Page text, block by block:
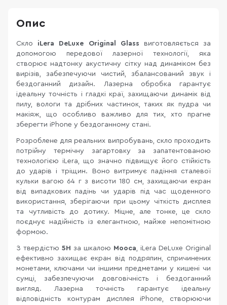
Опис
Скло iLera DeLuxe Original Glass виготовляється за
допомогою передової лазерної технології, яка
створює надтонку акустичну сітку над динаміком без
вирізів, забезпечуючи чистий, збалансований звук і
бездоганний дизайн. Лазерна обробка гарантує
ідеальну точність і гладкі краї, захищаючи динамік від
пилу, вологи та дрібних частинок, таких як пудра чи
макіяж, що особливо важливо для тих, хто прагне
зберегти iPhone у бездоганному стані.
Розроблене для реальних випробувань, скло проходить
потрійну термічну загартовку за запатентованою
технологією iLera, що значно підвищує його стійкість
до ударів і тріщин. Воно витримує падіння сталевої
кульки вагою 64 г з висоти 180 см, захищаючи екран
від випадкових падінь чи ударів під час щоденного
використання, зберігаючи при цьому чіткість дисплея
та чутливість до дотику. Міцне, але тонке, це скло
поєднує надійність із елегантною, майже непомітною
формою.
З твердістю 5H за шкалою Мооса, iLera DeLuxe Original
ефективно захищає екран від подряпин, спричинених
монетами, ключами чи іншими предметами у кишені чи
сумці, забезпечуючи довговічність і бездоганний
вигляд. Лазерна точність гарантує ідеальну
відповідність контурам дисплея iPhone, створюючи